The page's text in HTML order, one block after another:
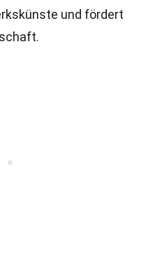
und fördert